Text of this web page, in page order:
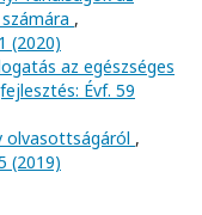
,
(2020)
az egészséges
Évf. 59
olvasottságáról ,
(2019)